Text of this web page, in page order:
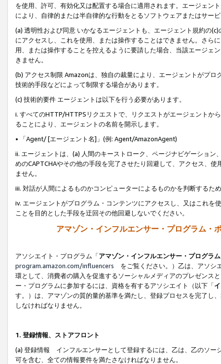
を使用、許可、有効化又は配置する場合に適用されます。エージェン
により、自律的または半自律的な行動をとるソフトウェアまたはサー
(a) 透明性および同意 いかなるエージェントも、エージェント規約の
にアクセスし、これを使用、または操作することはできません。さら
用、または操作することを控えるように要請した場合、当該エージェ
きません。
(b) アクセス制限 Amazonは、独自の裁量により、エージェントがプ
技術的手段などによって制限する場合があります。
(c) 技術的要件 エージェントは以下を行う必要があります。
i. すべてのHTTP/HTTPSリクエストで、リクエストがエージェントか
ることにより、エージェントの名前を開示します。
• 「Agent/ [エージェント名]」(例: Agent/AmazonAgent)
ii. エージェントは、(a) 人間のキーストローク、ページナビゲーショ
めのCAPTCHAやその他の手段を完了させたり回避して、アクセス、
ません。
iii. 対話が人間によるものかコンピューターによるものかを判断するた
iv. エージェントがプログラム・コンテンツにアクセスし、又はこれ
ことを目的とした手段を迂回その他回避しないでください。
アマゾン・インフルエンサー・プログラム・
アソシエイト・プログラム「アマゾン・インフルエンサー・プログラム
program.amazon.com/influencers をご覧ください。）乙は、アソシ
環として、消費者の購入を促進するソーシャルメディアのプレゼンス
ー・プログラムに参加するには、資格を有するアソシエイト（以下「
す。）は、アマゾンの質的量的基準を満たし、登録プロセスを完了し、
しなければなりません。
1. 登録情報、ストアフロント
(a) 登録情報 インフルエンサーとして登録するには、乙は、乙のソー
可を含む、全ての情報要件を満たさなければなりません。